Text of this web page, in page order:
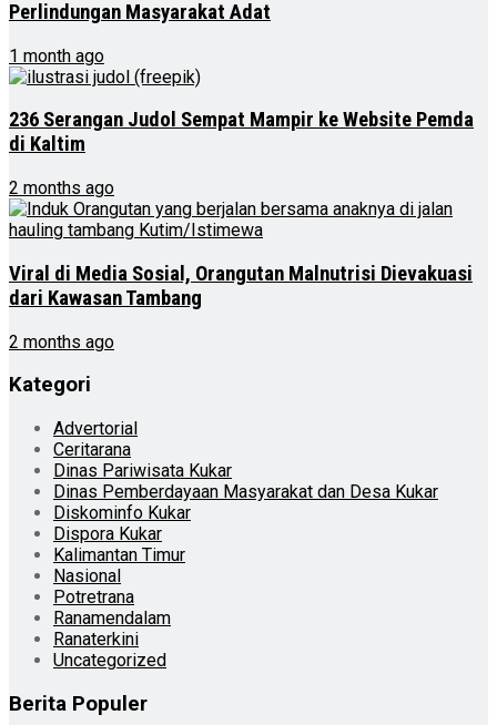
Perlindungan Masyarakat Adat
1 month ago
236 Serangan Judol Sempat Mampir ke Website Pemda
di Kaltim
2 months ago
Viral di Media Sosial, Orangutan Malnutrisi Dievakuasi
dari Kawasan Tambang
2 months ago
Kategori
Advertorial
Ceritarana
Dinas Pariwisata Kukar
Dinas Pemberdayaan Masyarakat dan Desa Kukar
Diskominfo Kukar
Dispora Kukar
Kalimantan Timur
Nasional
Potretrana
Ranamendalam
Ranaterkini
Uncategorized
Berita Populer